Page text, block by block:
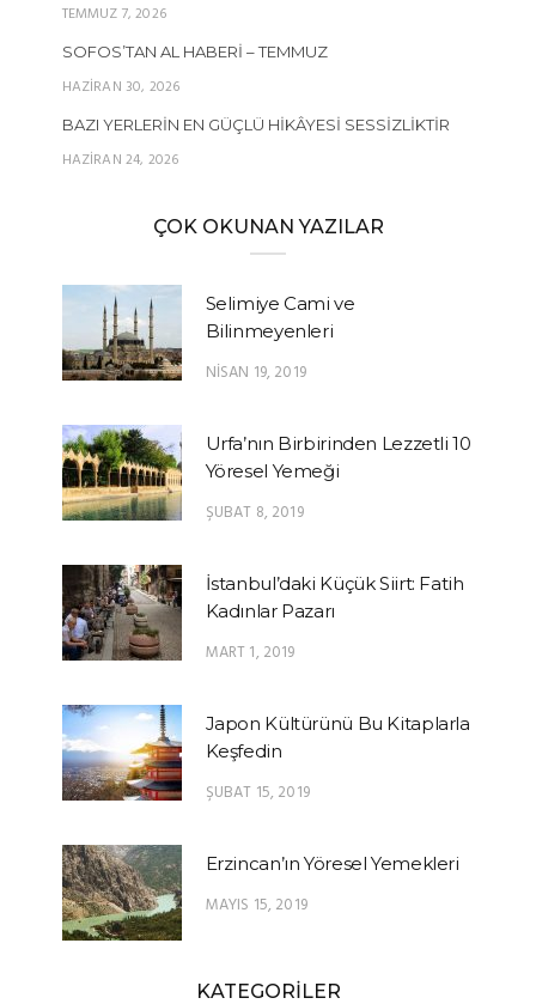
TEMMUZ 7, 2026
SOFOS’TAN AL HABERI – TEMMUZ
HAZIRAN 30, 2026
BAZI YERLERIN EN GÜÇLÜ HIKÂYESI SESSIZLIKTIR
HAZIRAN 24, 2026
ÇOK OKUNAN YAZILAR
Selimiye Cami ve
Bilinmeyenleri
NISAN 19, 2019
Urfa’nın Birbirinden Lezzetli 10
Yöresel Yemeği
ŞUBAT 8, 2019
İstanbul’daki Küçük Siirt: Fatih
Kadınlar Pazarı
MART 1, 2019
Japon Kültürünü Bu Kitaplarla
Keşfedin
ŞUBAT 15, 2019
Erzincan’ın Yöresel Yemekleri
MAYIS 15, 2019
KATEGORİLER